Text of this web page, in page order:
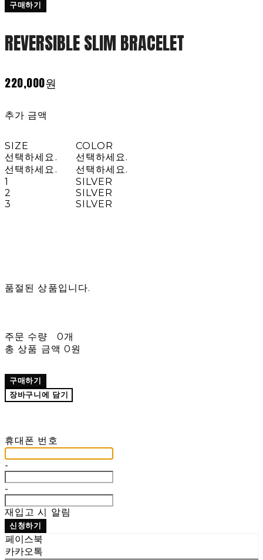
구매하기
REVERSIBLE SLIM BRACELET
220,000원
추가 금액
SIZE
선택하세요.
선택하세요.
1
2
3
COLOR
선택하세요.
선택하세요.
SILVER
SILVER
SILVER
품절된 상품입니다.
주문 수량
0개
총 상품 금액 0원
구매하기
장바구니에 담기
휴대폰 번호
-
-
재입고 시 알림
신청하기
페이스북
카카오톡